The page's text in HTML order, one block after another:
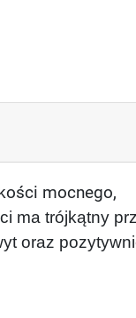
mocnego,
ma trójkątny
oraz